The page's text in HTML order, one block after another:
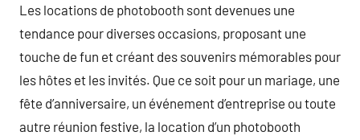
Les locations de photobooth sont devenues une
tendance pour diverses occasions, proposant une
touche de fun et créant des souvenirs mémorables pour
les hôtes et les invités. Que ce soit pour un mariage, une
fête d’anniversaire, un événement d’entreprise ou toute
autre réunion festive, la location d’un photobooth